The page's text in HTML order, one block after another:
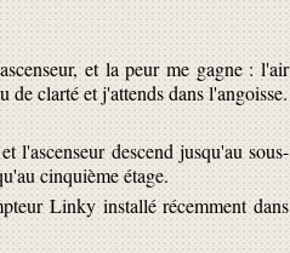
et la peur me gagne : l'air
clarté et j'attends dans l'angoisse.
l'ascenseur descend jusqu'au sous-
cinquième étage.
Linky installé récemment dans